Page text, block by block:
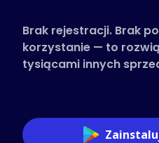
Brak rejestracji. Brak
korzystanie — to
tysiącami innych